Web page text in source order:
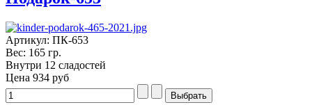
Артикул: ПК-653
Вес: 165 гр.
Внутри 12 сладостей
Цена 934 руб